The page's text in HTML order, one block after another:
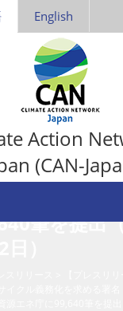
English
Action
(CAN-
スリリース】
ルリサイク
める署名 友
官と資源エ
筆を提出